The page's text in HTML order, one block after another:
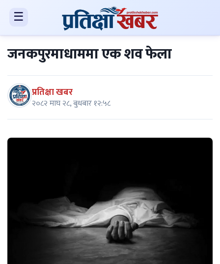
☰
जनकपुरमाधाममा एक शव फेला
प्रतिक्षा खबर
२०८२ माघ २८, बुधबार १२:५८